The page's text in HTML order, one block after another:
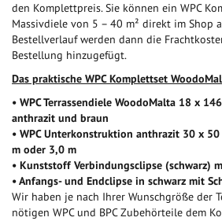
den Komplettpreis. Sie können ein WPC
Massivdiele von 5 – 40 m² direkt im Shop
Bestellverlauf werden dann die
Bestellung hinzugefügt.
Das praktische WPC Komplettset
• WPC Terrassendiele WoodoMalta 18 x
anthrazit und braun
• WPC Unterkonstruktion anthrazit 30 x
m oder 3,0 m
• Kunststoff Verbindungsclipse (schwarz)
• Anfangs- und Endclipse in schwarz mit
Wir haben je nach Ihrer Wunschgröße der
nötigen WPC und BPC Zubehörteile dem